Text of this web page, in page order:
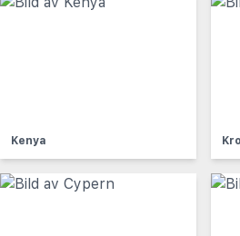
Kenya